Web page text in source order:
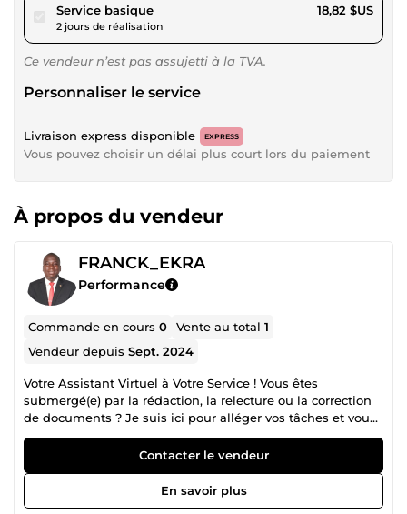
Service basiquepour 17,34 $US
2 jours de réalisation
18,82 $US
Ce vendeur n’est pas assujetti à la TVA.
Personnaliser le service
Livraison express disponible EXPRESS
Vous pouvez choisir un délai plus court lors du paiement
À propos du vendeur
FRANCK_EKRA
Performance
Commande en cours0 Vente au total1
Vendeur depuisSept. 2024
Votre Assistant Virtuel à Votre Service ! Vous êtes
submergé(e) par la rédaction, la relecture ou la correction
de documents ? Je suis ici pour alléger vos tâches et vous
permettre de vous concentrer sur ce qui compte vraiment !
Avec 7 années d’expérience professionnelle réussie dans
des secteurs variés, je mets mes compétences au service
de vos besoins rédactionnels et administratifs. Que ce soit
pour un projet ponctuel ou pour un accompagnement
Contacter le vendeur
En savoir plus